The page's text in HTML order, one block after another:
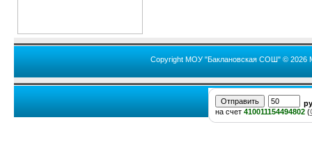
Copyright МОУ "Баклановская СОШ" © 2026
на счет 410011154494802 (